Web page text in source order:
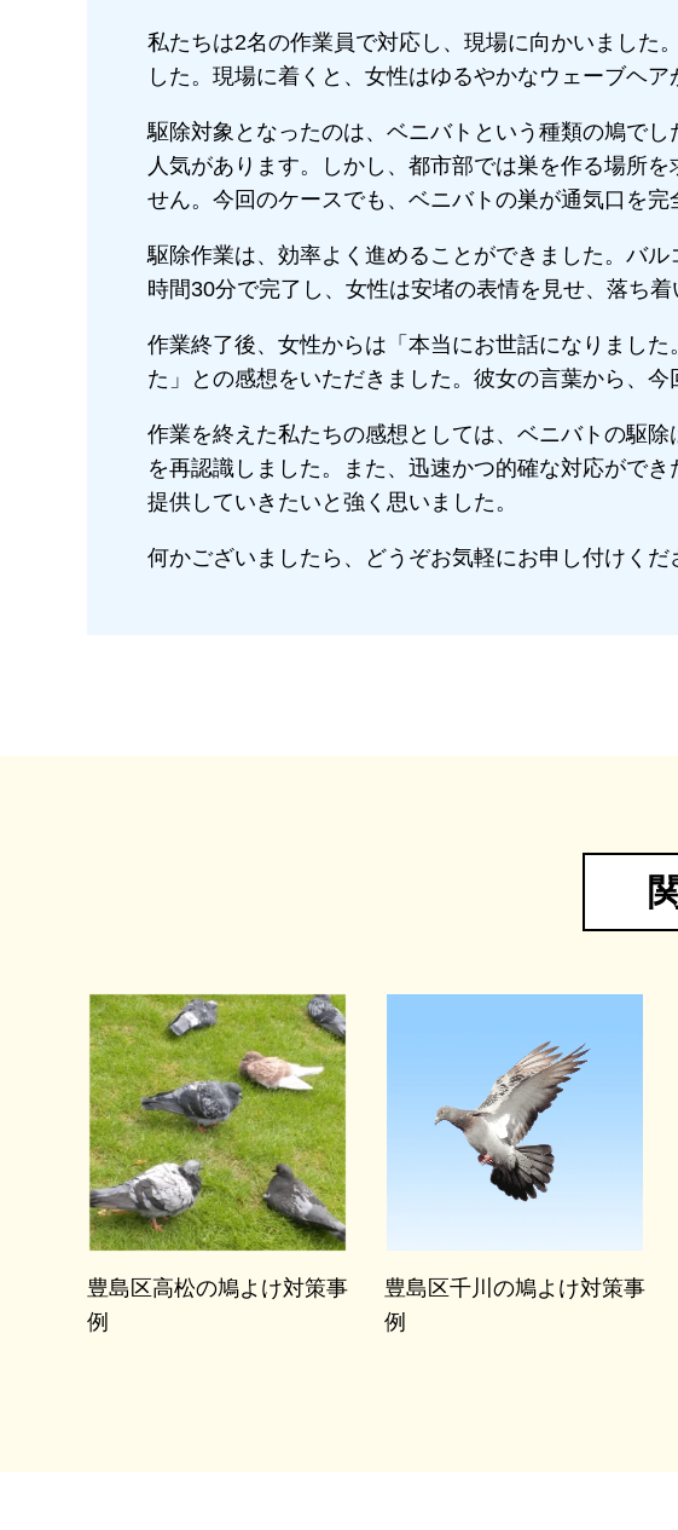
私たちは2名の作業員で対応し、現場に向かいました
した。現場に着くと、女性はゆるやかなウェーブヘ
駆除対象となったのは、ベニバトという種類の鳩で
人気があります。しかし、都市部では巣を作る場所
せん。今回のケースでも、ベニバトの巣が通気口を
駆除作業は、効率よく進めることができました。バ
時間30分で完了し、女性は安堵の表情を見せ、落ち
作業終了後、女性からは「本当にお世話になりまし
た」との感想をいただきました。彼女の言葉から、
作業を終えた私たちの感想としては、ベニバトの駆
を再認識しました。また、迅速かつ的確な対応がで
提供していきたいと強く思いました。
何かございましたら、どうぞお気軽にお申し付けく
豊島区高松の鳩よけ対策事
例
豊島区千川の鳩よけ対策事
例